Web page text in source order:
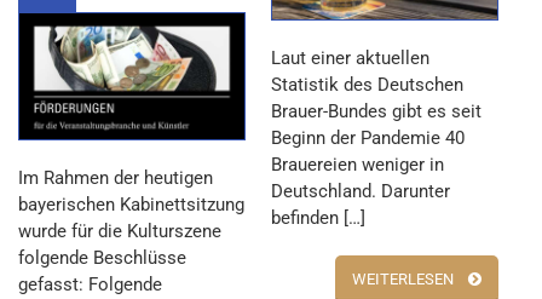
Im Rahmen der heutigen
bayerischen Kabinettsitzung
wurde für die Kulturszene
folgende Beschlüsse
gefasst: Folgende
Laut einer aktuellen
Statistik des Deutschen
Brauer-Bundes gibt es seit
Beginn der Pandemie 40
Brauereien weniger in
Deutschland. Darunter
befinden […]
WEITERLESEN